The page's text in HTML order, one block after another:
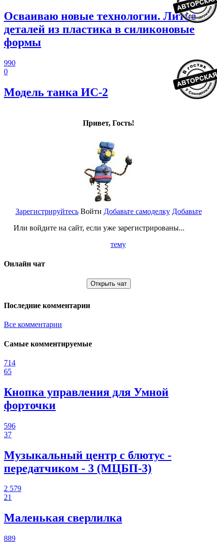
Осваиваю новые технологии. Литье
деталей из пластика в силиконовые
формы
990
0
Модель танка ИС-2
Привет, Гость!
Зарегистрируйтесь
Или войдите на сайт, если уже зарегистрированы...
Войти Добавьте самоделку Добавьте
тему
Онлайн чат
Открыть чат
Последние комментарии
Все комментарии
Самые комментируемые
714
65
Кнопка управления для Умной
форточки
596
37
Музыкальный центр с блютус -
передатчиком - 3 (МЦБП-3)
2 579
21
Маленькая сверлилка
889